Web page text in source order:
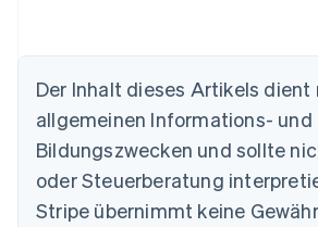
Der Inhalt dieses Artikels dient
allgemeinen Informations- und
Bildungszwecken und sollte
oder Steuerberatung
Stripe übernimmt keine
English
Belgien
Nederlands Français Deutsch English
Brasilien
PortuguêsEnglish
Bulgarien